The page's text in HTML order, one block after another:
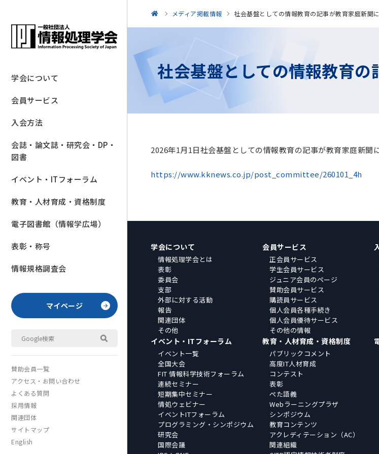
学会について
会員サービス
入会方法
会誌・論文誌・研究会・DP・
図書
イベント・ITフォーラム
教育・人材育成・資格制度
電子図書館（情報学広場）
表彰・称号
情報規格調査会
マイページ
賛助会員一覧
アクセス・お問い合わせ
よくある質問
採用情報
関連団体
サイトマップ
English
メディア掲載情報 社会基盤としての情報教育の記事が教育家庭新聞
社会基盤としての情報教育
2026年1月1日社会基盤としての情報教育の記事が教育家庭新聞
https://www.kknews.co.jp/post_committee/260101_4h
学会について
情報処理学会とは
表彰
委員会
支部
外部に対する活動
報告
関連団体
その他
会員サービス
正会員サービス
学生会員サービス
ジュニア会員のページ
賛助会員サービス
購読員サービス
個人会員各種手続き
個人会員優待サービス
その他の情報
イベント・ITフォーラム
イベント一覧
全国大会
FIT 情報科学技術フォーラム
連続セミナー
短期集中セミナー
情処ウェビナー
イベントITフォーラム
プログラミング・シンポジウム
研究会
国際会議
教育・人材育成・資格制度
パブリックコメント
高度IT人材育成
コンテスト
表彰
ぺた語義
Webラーニングプラザ
シンポジウム
教育コンテンツ
アクレディテーション（AC）
関連組織